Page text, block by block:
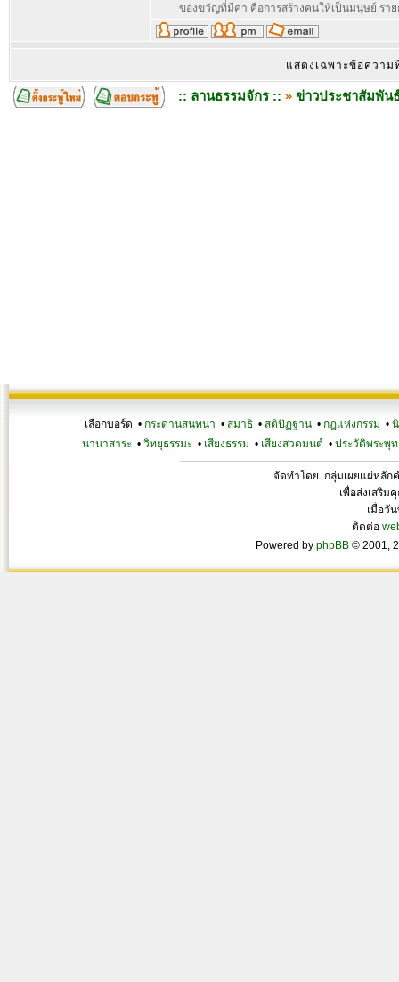
ของขวัญที่มีค่า คือการสร้างคนให้เป็นมนุษย์ รา
แสดงเฉพาะข้อควา
:: ลานธรรมจักร :: » ข่าวประชาสัมพัน
เลือกบอร์ด • กระดานสนทนา • สมาธิ • สติปัฏฐาน • กฎแห่งกรรม •
นานาสาระ• วิทยุธรรมะ• เสียงธรรม • เสียงสวดมนต์ • ประวัติพระพุท
จัดทำโดย กลุ่มเผยแผ่หลัก
เพื่อส่งเสริม
เมื่อวั
ติดต่อ
Powered by phpBB © 2001,